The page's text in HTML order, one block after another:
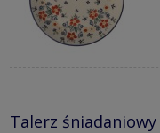
Talerz